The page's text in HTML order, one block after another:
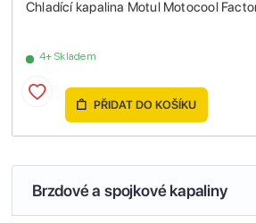
Chladící kapalina Motul Motocool
4+ Skladem
PŘIDAT DO KOŠÍKU
Brzdové a spojkové kapaliny